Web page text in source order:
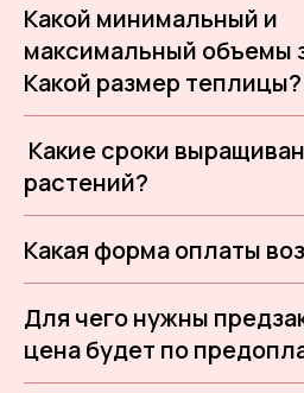
Какой минимальный и
максимальный объемы
Какой размер теплицы?
Какие сроки
растений?
Какая форма оплаты
Для чего нужны
цена будет по